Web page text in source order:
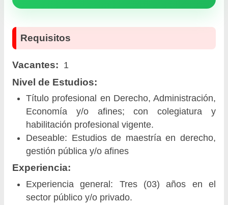
Requisitos
Vacantes: 1
Nivel de Estudios:
Título profesional en Derecho, Administración,
Economía y/o afines; con colegiatura y
habilitación profesional vigente.
Deseable: Estudios de maestría en derecho,
gestión pública y/o afines
Experiencia:
Experiencia general: Tres (03) años en el
sector público y/o privado.